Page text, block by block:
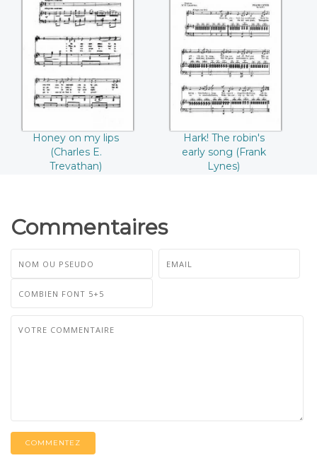
Honey on my lips
(Charles E.
Trevathan)
Honey on my lips
(Charles E.
Trevathan)
Hark! The robin's
Lynes)
Hark! The robin's
early song (Frank
Lynes)
Commentaires
COMMENTEZ